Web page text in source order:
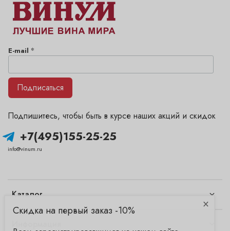
Каталог
+7(495)155-25-25
info@vinum.ru
Подпишитесь, чтобы быть в курсе наших акций и скидок
E-mail *
Подписаться
×
Скидка на первый заказ -10%